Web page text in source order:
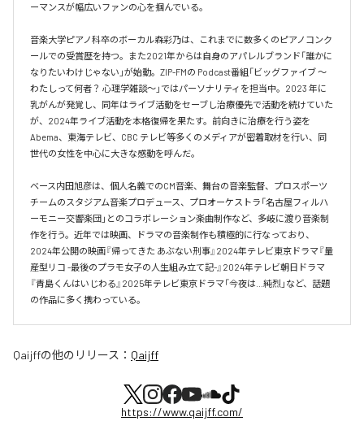
ーマンスが幅広いファンの心を掴んでいる。
音楽大学ピアノ科卒のボーカル森彩乃は、これまでに数多くのピアノコンク
ールでの受賞歴を持つ。また2021年からは自身のアパレルブランド「誰かに
なりたいわけじゃない」が始動。ZIP-FMの Podcast番組「ビッグファイブ 〜
わたしって何者？ 心理学雑談〜」ではパーソナリティを担当中。2023 年に
乳がんが発覚し、同年はライブ活動をセーブし治療優先で活動を続けていた
が、2024年ライブ活動を本格復帰を果たす。前向きに治療を行う姿を
Abema、東海テレビ、CBC テレビ等多くのメディアが密着取材を行い、同
世代の女性を中心に大きな感動を呼んだ。
ベース内田旭彦は、個人名義でのCM音楽、舞台の音楽監督、プロスポーツ
チームのスタジアム音楽プロデュース、プロオーケストラ「名古屋フィルハ
ーモニー交響楽団」とのコラボレーション楽曲制作など、多岐に渡り音楽制
作を行う。近年では映画、ドラマの音楽制作も積極的に行なっており、
2024年公開の映画『帰ってきた あぶない刑事』2024年テレビ東京ドラマ『量
産型リコ -最後のプラモ女子の人生組み立て記-』2024年テレビ朝日ドラマ
『青島くんはいじわる』2025年テレビ東京ドラマ「今夜は…純烈」など、話題
の作品に多く携わっている。
Qaijffの他のリリース： Qaijff
https://www.qaijff.com/